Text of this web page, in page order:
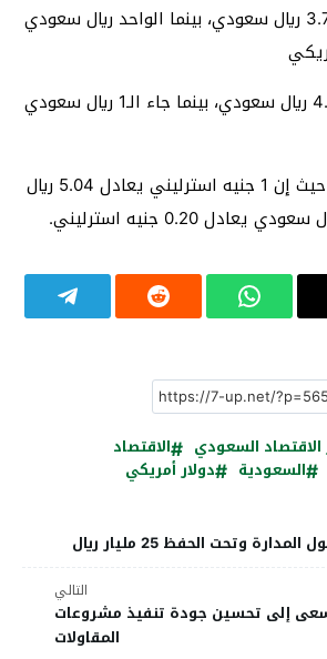
ــ 1 دولار أمريكي بـ3.75 ريال سعودي، بينما الواحد ريال سعودي
ــ 1 يورو يعادل الـ4.57 ريال سعودي، بينما جاء الـ1 ريال سعودي
ــ الجنية الاسترليني، حيث إن 1 جنيه استرليني يعادل 5.04 ريال
الاقتصاد السعودي
الاقتصاد
السعودية دولار أمريكي
وتحت الحفظ 25 مليار ريال
التالي
إلى تحسين جودة تنفيذ مشروعات
المقاولات